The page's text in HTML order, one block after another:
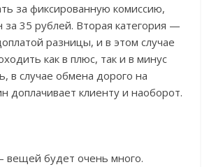
за фиксированную комиссию,
35 рублей. Вторая категория —
разницы, и в этом случае
как в плюс, так и в минус
в случае обмена дорого на
доплачивает клиенту и наоборот.
будет очень много.